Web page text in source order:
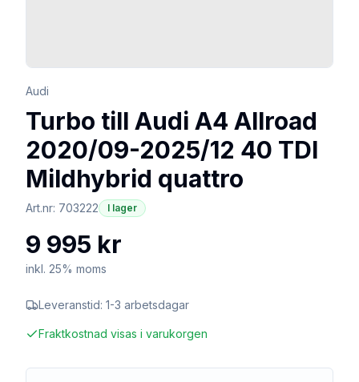
Audi
Turbo till Audi A4 Allroad
2020/09-2025/12 40 TDI
Mildhybrid quattro
Art.nr: 703222 I lager
9 995 kr
inkl. 25% moms
Leveranstid: 1-3 arbetsdagar
Fraktkostnad visas i varukorgen